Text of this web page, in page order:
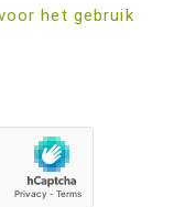
het gebruik